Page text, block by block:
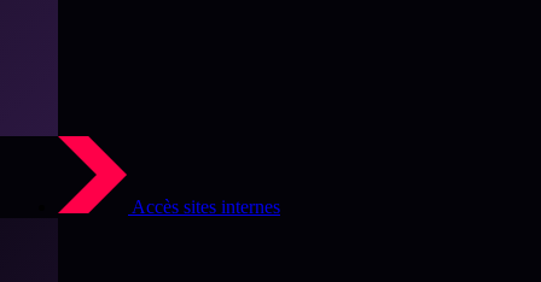
Accès sites internes